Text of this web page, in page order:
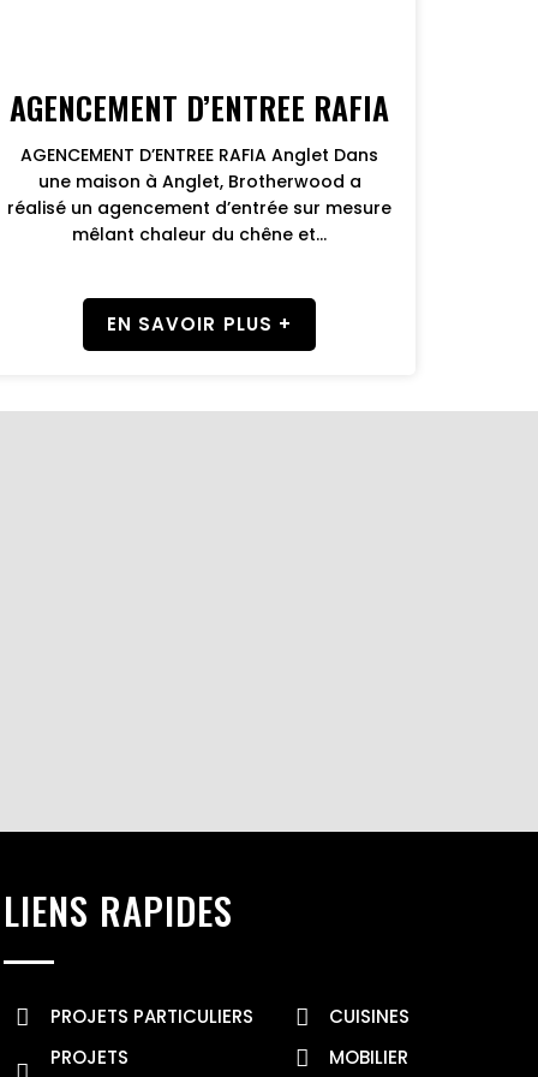
AGENCEMENT D’ENTREE RAFIA
AGENCEMENT D’ENTREE RAFIA Anglet Dans
une maison à Anglet, Brotherwood a
réalisé un agencement d’entrée sur mesure
mêlant chaleur du chêne et...
EN SAVOIR PLUS +
LIENS RAPIDES
PROJETS PARTICULIERS
PROJETS
CUISINES
MOBILIER